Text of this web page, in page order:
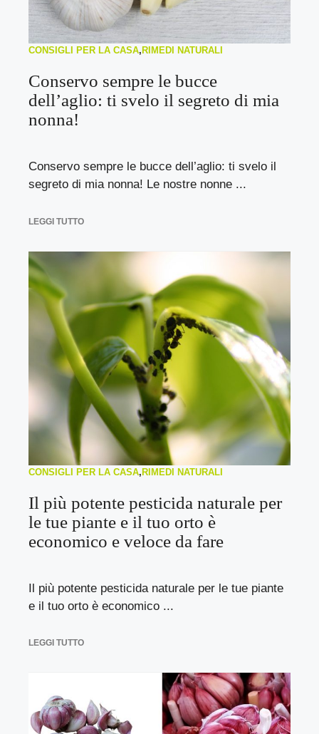
CONSIGLI PER LA CASA, RIMEDI NATURALI
Conservo sempre le bucce
dell’aglio: ti svelo il segreto di mia
nonna!
Conservo sempre le bucce dell’aglio: ti svelo il
segreto di mia nonna! Le nostre nonne ...
LEGGI TUTTO
CONSIGLI PER LA CASA,RIMEDI NATURALI
Il più potente pesticida naturale per
le tue piante e il tuo orto è
economico e veloce da fare
Il più potente pesticida naturale per le tue piante
e il tuo orto è economico ...
LEGGI TUTTO